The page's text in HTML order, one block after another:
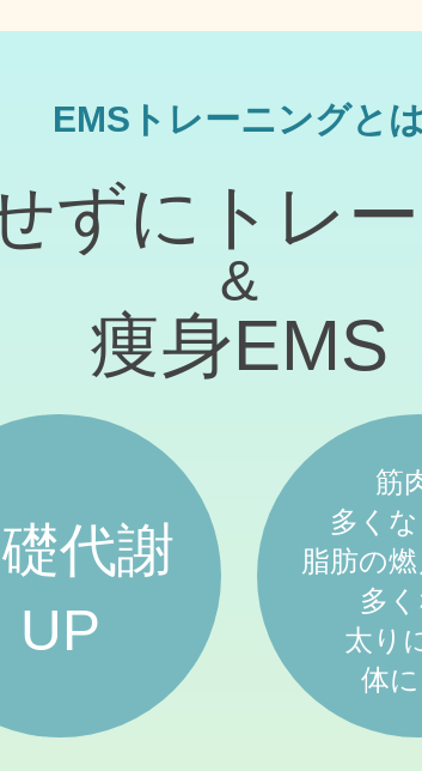
EMSトレーニングとは
ずにトレ
&
痩身EMS
代謝
UP
筋
多く
脂肪の
多
太り
体に